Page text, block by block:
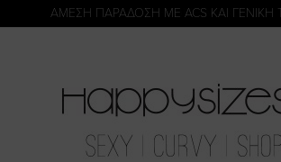
ΑΜΕΣΗ ΠΑΡΑΔΟΣΗ ΜΕ ACS ΚΑΙ ΓΕΝΙΚΗ